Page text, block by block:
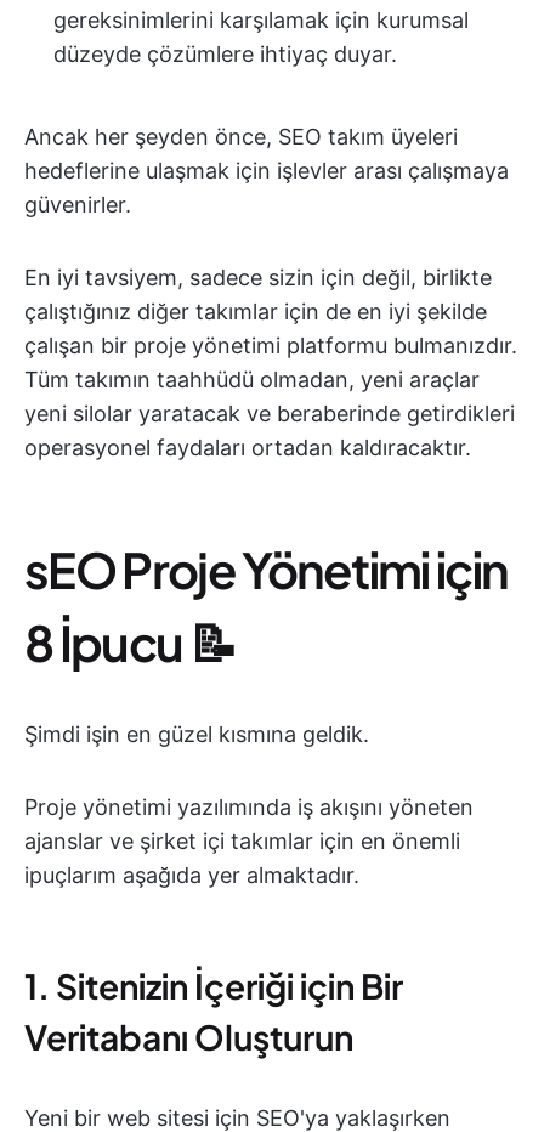
gereksinimlerini karşılamak için kurumsal
düzeyde çözümlere ihtiyaç duyar.
Ancak her şeyden önce, SEO takım üyeleri
hedeflerine ulaşmak için işlevler arası çalışmaya
güvenirler.
En iyi tavsiyem, sadece sizin için değil, birlikte
çalıştığınız diğer takımlar için de en iyi şekilde
çalışan bir proje yönetimi platformu bulmanızdır.
Tüm takımın taahhüdü olmadan, yeni araçlar
yeni silolar yaratacak ve beraberinde getirdikleri
operasyonel faydaları ortadan kaldıracaktır.
sEO Proje Yönetimi için
8 İpucu 📝
Şimdi işin en güzel kısmına geldik.
Proje yönetimi yazılımında iş akışını yöneten
ajanslar ve şirket içi takımlar için en önemli
ipuçlarım aşağıda yer almaktadır.
1. Sitenizin İçeriği için Bir
Veritabanı Oluşturun
Yeni bir web sitesi için SEO'ya yaklaşırken